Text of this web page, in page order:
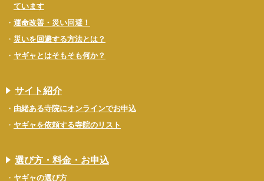
ています
運命改善・災い回避！
災いを回避する方法とは？
ヤギャとはそもそも何か？
サイト紹介
由緒ある寺院にオンラインでお申込
ヤギャを依頼する寺院のリスト
選び方・料金・お申込
ヤギャの選び方